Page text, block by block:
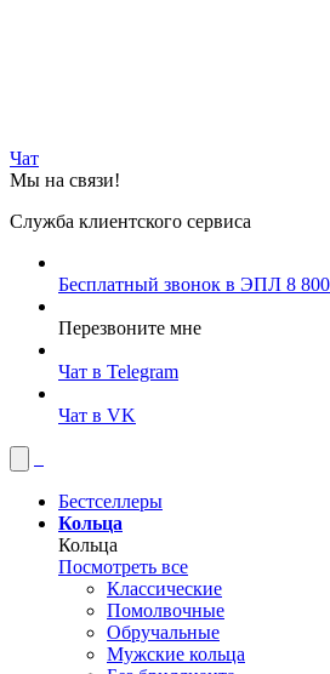
Чат
Мы на связи!
Служба клиентского сервиса
Бесплатный звонок в ЭПЛ 8
Перезвоните мне
Чат в Telegram
Чат в VK
Бестселлеры
Кольца
Кольца
Посмотреть все
Классические
Помолвочные
Обручальные
Мужские кольца